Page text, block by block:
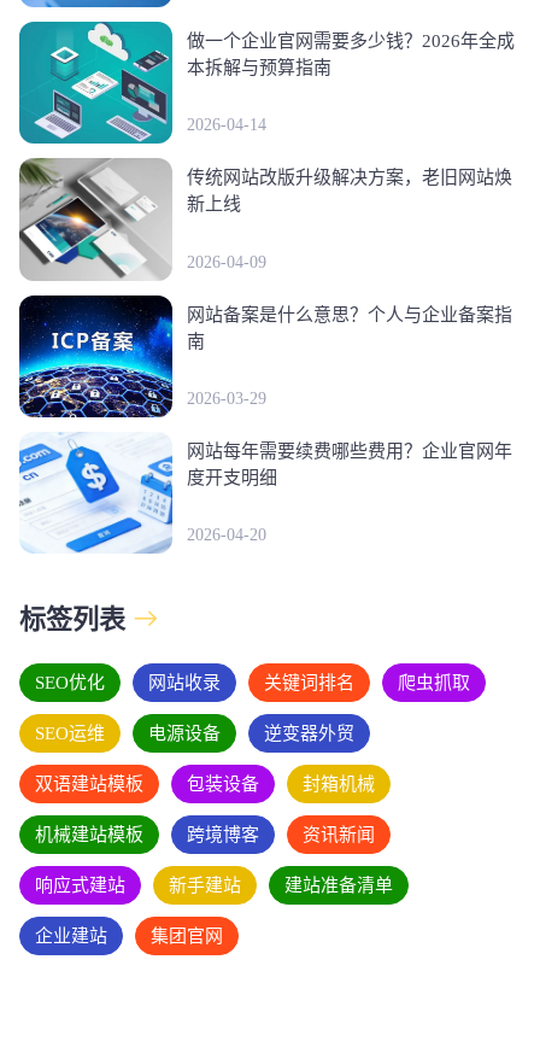
做一个企业官网需要多少钱？2026年全成
本拆解与预算指南
2026-04-14
传统网站改版升级解决方案，老旧网站焕
新上线
2026-04-09
网站备案是什么意思？个人与企业备案指
南
2026-03-29
网站每年需要续费哪些费用？企业官网年
度开支明细
2026-04-20
标签列表
SEO优化 网站收录 关键词排名 爬虫抓取
SEO运维 电源设备 逆变器外贸
双语建站模板 包装设备 封箱机械
机械建站模板 跨境博客 资讯新闻
响应式建站 新手建站 建站准备清单
企业建站 集团官网